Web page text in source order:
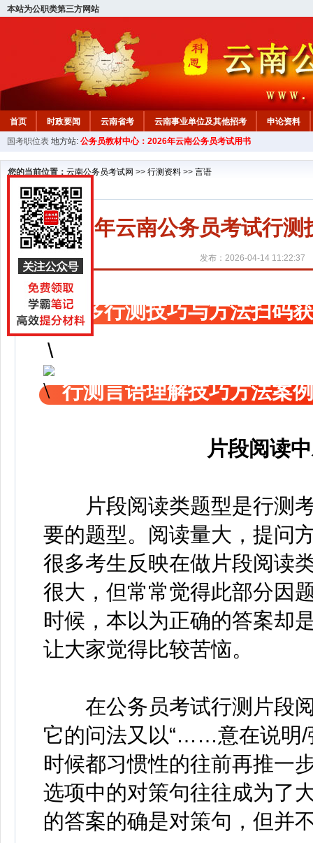
本站为公职类第三方网站
首页 时政要闻 云南省考 云南事业单位及其他招考
申论资料
国考职位表 地方站: 公务员教材中心：2026年云南公务员考试用书
您的当前位置： 云南公务员考试网 >> 行测资料 >> 言语
2027年云南公务员考试行
发布：2026-04-14 11:22:37
更多行测技巧与方法扫码
行测言语理解技巧方法案例
片段阅读
片段阅读类题型是行测考
要的题型。阅读量大，提问
很多考生反映在做片段阅读
很大，但常常觉得此部分因
时候，本以为正确的答案却
让大家觉得比较苦恼。
在公务员考试行测片段阅
它的问法又以“……意在说明/
时候都习惯性的往前再推一
选项中的对策句往往成为了
的答案的确是对策句，但并